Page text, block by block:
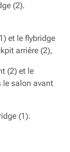
(2).
et le flybridge
arrière (2),
(2) et le
le salon avant
(1).